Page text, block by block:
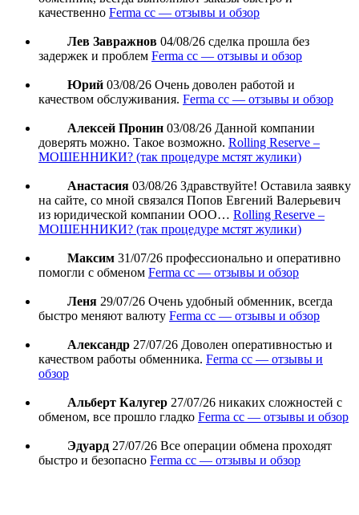
качественно Ferma cc — отзывы и обзор
Лев Завражнов 04/08/26 сделка прошла без
задержек и проблем Ferma cc — отзывы и обзор
Юрий 03/08/26 Очень доволен работой и
качеством обслуживания. Ferma cc — отзывы и обзор
Алексей Пронин 03/08/26 Данной компании
доверять можно. Такое возможно. Rolling Reserve –
МОШЕННИКИ? (так процедуре мстят жулики)
Анастасия 03/08/26 Здравствуйте! Оставила заявку
на сайте, со мной связался Попов Евгений Валерьевич
из юридической компании ООО… Rolling Reserve –
МОШЕННИКИ? (так процедуре мстят жулики)
Максим 31/07/26 профессионально и оперативно
помогли с обменом Ferma cc — отзывы и обзор
Леня 29/07/26 Очень удобный обменник, всегда
быстро меняют валюту Ferma cc — отзывы и обзор
Александр 27/07/26 Доволен оперативностью и
качеством работы обменника. Ferma cc — отзывы и
обзор
Альберт Калугер 27/07/26 никаких сложностей с
обменом, все прошло гладко Ferma cc — отзывы и обзор
Эдуард 27/07/26 Все операции обмена проходят
быстро и безопасно Ferma cc — отзывы и обзор